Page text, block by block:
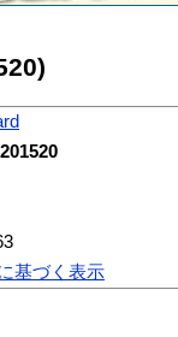
基づく表示